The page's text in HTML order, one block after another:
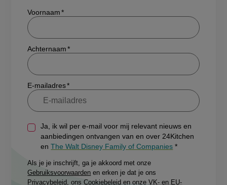
Achternaam
E-mailadres
Ja, ik wil per e-mail voor mij relevant nieuws en
en The Walt Disney Family of Companies
Als je je inschrijft, ga je akkoord met onze
Privacybeleid , onsCookiebeleiden onzeVK- en EU-
privacyrechtenhebt gelezen.